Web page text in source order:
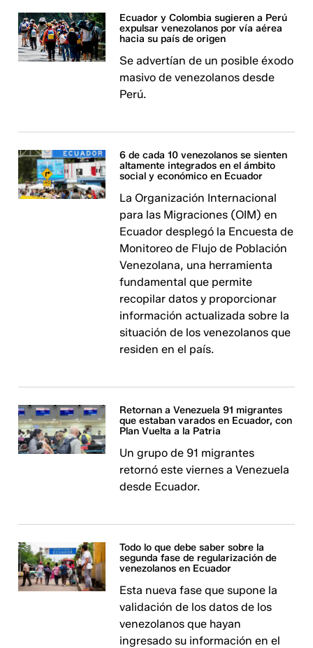
Ecuador y Colombia sugieren a Perú
expulsar venezolanos por vía aérea
hacia su país de origen
Se advertían de un posible éxodo
masivo de venezolanos desde
Perú.
6 de cada 10 venezolanos se sienten
altamente integrados en el ámbito
social y económico en Ecuador
La Organización Internacional
para las Migraciones (OIM) en
Ecuador desplegó la Encuesta de
Monitoreo de Flujo de Población
Venezolana, una herramienta
fundamental que permite
recopilar datos y proporcionar
información actualizada sobre la
situación de los venezolanos que
residen en el país.
Retornan a Venezuela 91 migrantes
que estaban varados en Ecuador, con
Plan Vuelta a la Patria
Un grupo de 91 migrantes
retornó este viernes a Venezuela
desde Ecuador.
Todo lo que debe saber sobre la
segunda fase de regularización de
venezolanos en Ecuador
Esta nueva fase que supone la
validación de los datos de los
venezolanos que hayan
ingresado su información en el